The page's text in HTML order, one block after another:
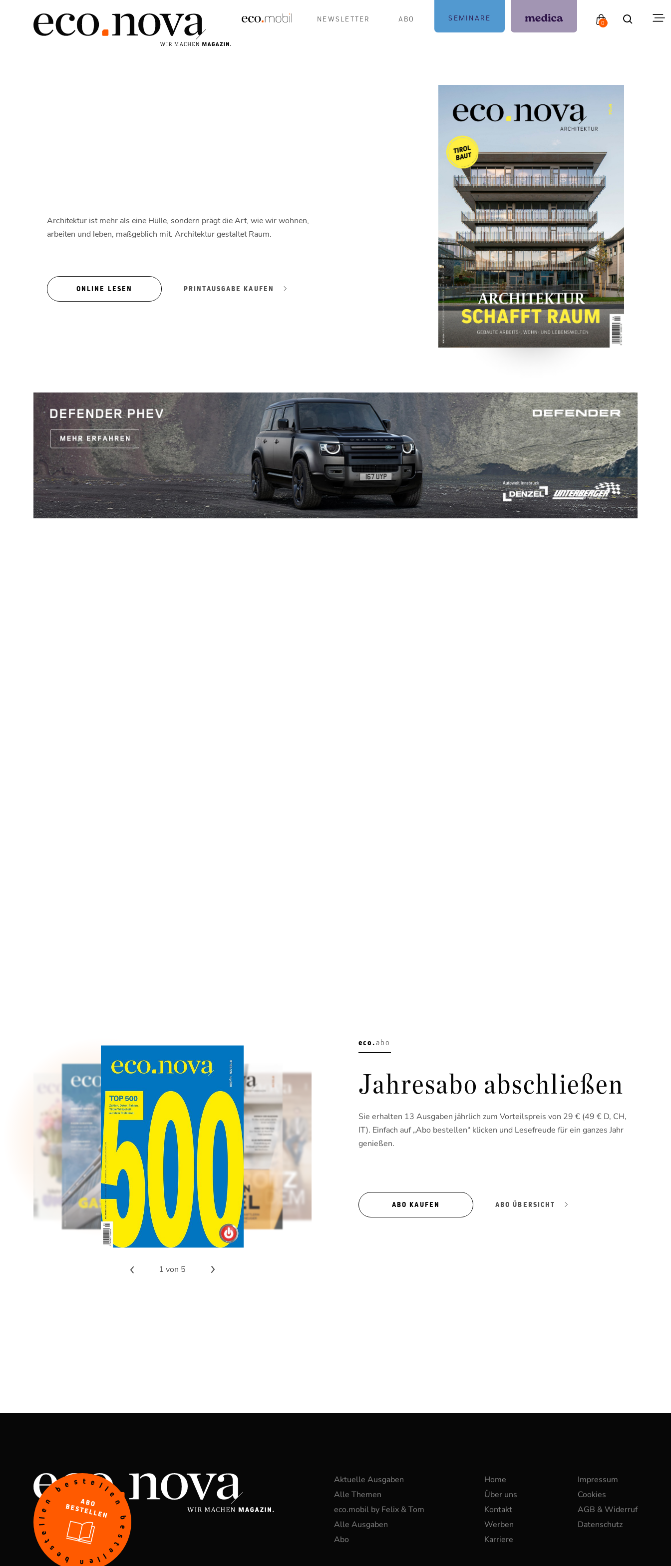
NEWSLETTER ABO SEMINARE
0
Architektur ist mehr als eine Hülle, sondern prägt die Art, wie wir wohnen,
arbeiten und leben, maßgeblich mit. Architektur gestaltet Raum.
ONLINE LESEN PRINTAUSGABE KAUFEN
1 von 5
eco.abo
Jahresabo abschließen
Sie erhalten 13 Ausgaben jährlich zum Vorteilspreis von 29 € (49 € D, CH,
IT). Einfach auf „Abo bestellen“ klicken und Lesefreude für ein ganzes Jahr
genießen.
ABO KAUFEN ABO ÜBERSICHT
Aktuelle Ausgaben
Alle Themen
eco.mobil by Felix & Tom
Alle Ausgaben
Abo
Home
Über uns
Kontakt
Werben
Karriere
Impressum
Cookies
AGB & Widerruf
Datenschutz